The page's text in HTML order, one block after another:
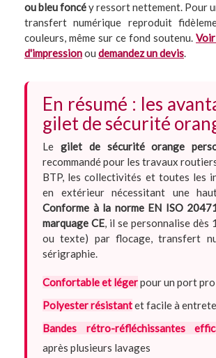
ou bleu foncéy ressort nettement. Pour
transfert numérique reproduit
couleurs, même sur ce fond soutenu.
d'impressionou demandez un devis.
En résumé : les
gilet de sécurité
Le gilet de sécurité orange
recommandé pour les travaux
BTP, les collectivités et toutes les
en extérieur nécessitant une
Conforme à la norme EN ISO
marquage CE, il se personnalise dès
ou texte) par flocage, transfert
sérigraphie.
Confortable et légerpour un port
Polyester résistantet facile à
Bandes rétro-réfléchissantes
après plusieurs lavages